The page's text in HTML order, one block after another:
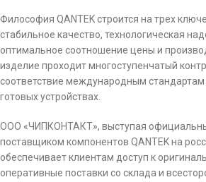
Философия QANTEK строится на трех
стабильное качество, технологическая
оптимальное соотношение цены и
изделие проходит многоступенчатый
соответствие международным
готовых устройствах.
ООО «ЧИПКОНТАКТ», выступая
поставщиком компонентов QANTEK на
обеспечивает клиентам доступ к
оперативные поставки со склада и